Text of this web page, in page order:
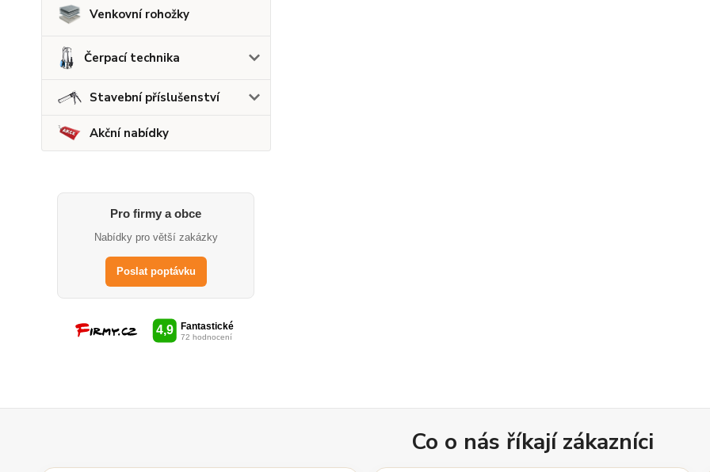
Venkovní rohožky
Čerpací technika
Stavební příslušenství
Akční nabídky
Pro firmy a obce
Nabídky pro větší zakázky
Poslat poptávku
Co o nás říkají zákazníci